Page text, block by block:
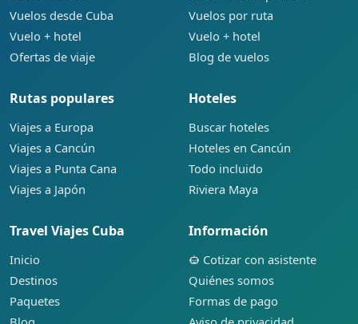
Vuelos desde Cuba
Vuelo + hotel
Ofertas de viaje
Vuelos por ruta
Vuelo + hotel
Blog de vuelos
Rutas populares
Viajes a Europa
Viajes a Cancún
Viajes a Punta Cana
Viajes a Japón
Hoteles
Buscar hoteles
Hoteles en Cancún
Todo incluido
Riviera Maya
Travel Viajes Cuba
Inicio
Destinos
Paquetes
Información
Cotizar con asistente
Quiénes somos
Formas de pago